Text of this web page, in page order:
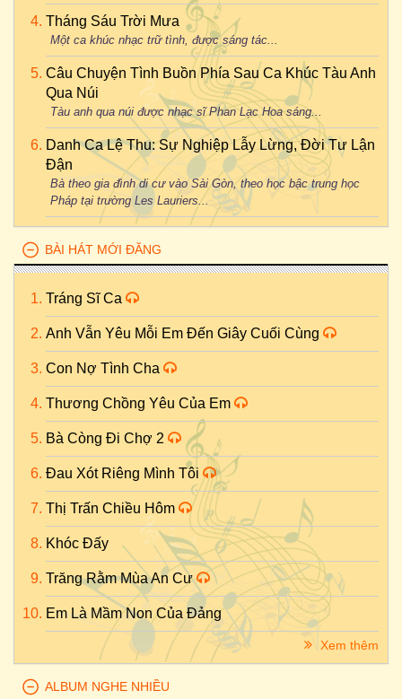
Tháng Sáu Trời Mưa
Một ca khúc nhạc trữ tình, được sáng tác...
Câu Chuyện Tình Buồn Phía Sau Ca Khúc Tàu Anh
Qua Núi
Tàu anh qua núi được nhạc sĩ Phan Lạc Hoa sáng...
Danh Ca Lệ Thu: Sự Nghiệp Lẫy Lừng, Đời Tư Lận
Đận
Bà theo gia đình di cư vào Sài Gòn, theo học bậc trung học
Pháp tại trường Les Lauriers...
BÀI HÁT MỚI ĐĂNG
Tráng Sĩ Ca
Anh Vẫn Yêu Mỗi Em Đến Giây Cuối Cùng
Con Nợ Tình Cha
Thương Chồng Yêu Của Em
Bà Còng Đi Chợ 2
Đau Xót Riêng Mình Tôi
Thị Trấn Chiều Hôm
Khóc Đấy
Trăng Rằm Mùa An Cư
Em Là Mầm Non Của Đảng
Xem thêm
ALBUM NGHE NHIỀU